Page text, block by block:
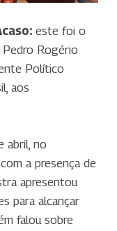
este foi o
Pedro Rogério
Político
aos
abril, no
a presença de
apresentou
para alcançar
falou sobre